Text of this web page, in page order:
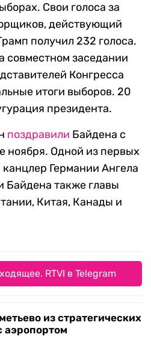
Свои голоса за
действующий
получил 232 голоса.
совместном заседании
Конгресса
итоги выборов. 20
президента.
поздравили Байдена с
ноября. Одной из первых
канцлер Германии Ангела
Байдена также главы
Китая, Канады и
RTVI в Telegram
из стратегических
аэропортом